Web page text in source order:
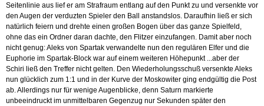
Seitenlinie aus lief er am Strafraum entlang auf den Punkt zu und versenkte vor
den Augen der verduzten Spieler den Ball anstandslos. Daraufhin ließ er sich
natürlich feiern und drehte einen großen Bogen über das ganze Spielfeld,
ohne das ein Ordner daran dachte, den Flitzer einzufangen. Damit aber noch
nicht genug: Aleks von Spartak verwandelte nun den regulären Elfer und die
Euphorie im Spartak-Block war auf einem weiteren Höhepunkt ...aber der
Schiri ließ den Treffer nicht gelten. Den Wiederholungsschuß versenkte Aleks
nun glücklich zum 1:1 und in der Kurve der Moskowiter ging endgültig die Post
ab. Allerdings nur für wenige Augenblicke, denn Saturn markierte
unbeeindruckt im unmittelbaren Gegenzug nur Sekunden später den